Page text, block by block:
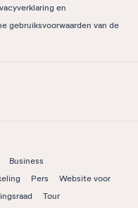
en
gebruiksvoorwaarden van de
Business
Pers
Website voor
Tour